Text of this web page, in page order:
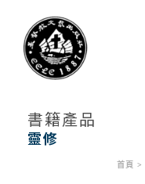
書籍產品
首頁 >
靈修